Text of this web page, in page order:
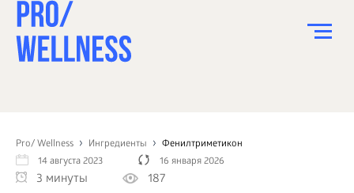
Pro/ Wellness Ингредиенты
Фенилтриметикон
14 августа 2023
16 января 2026
3 минуты 187
СПОРТ
ЗДОРОВЬЕ